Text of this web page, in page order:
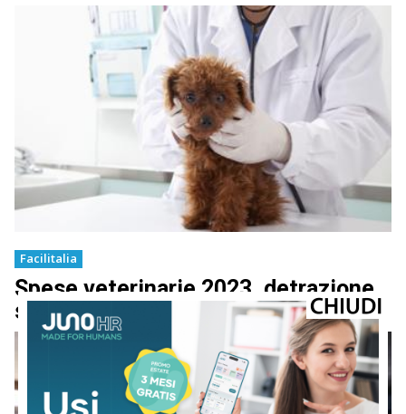
Facilitalia
Spese veterinarie 2023, detrazione
su modello 730: ecco il vademecum